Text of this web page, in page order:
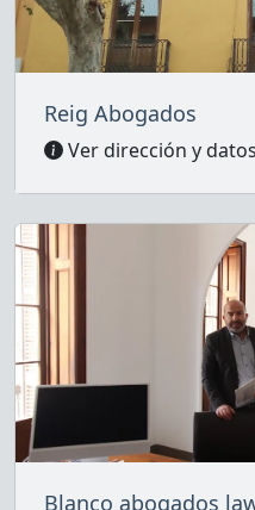
Reig Abogados
Ver dirección y
Blanco abogados